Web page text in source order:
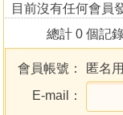
目前沒有任何會員
總計 0 個記
會員帳號：
匿名
E-mail：